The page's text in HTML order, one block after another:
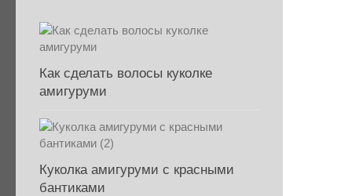
Как сделать волосы куколке
амигуруми
Куколка амигуруми с красными
бантиками